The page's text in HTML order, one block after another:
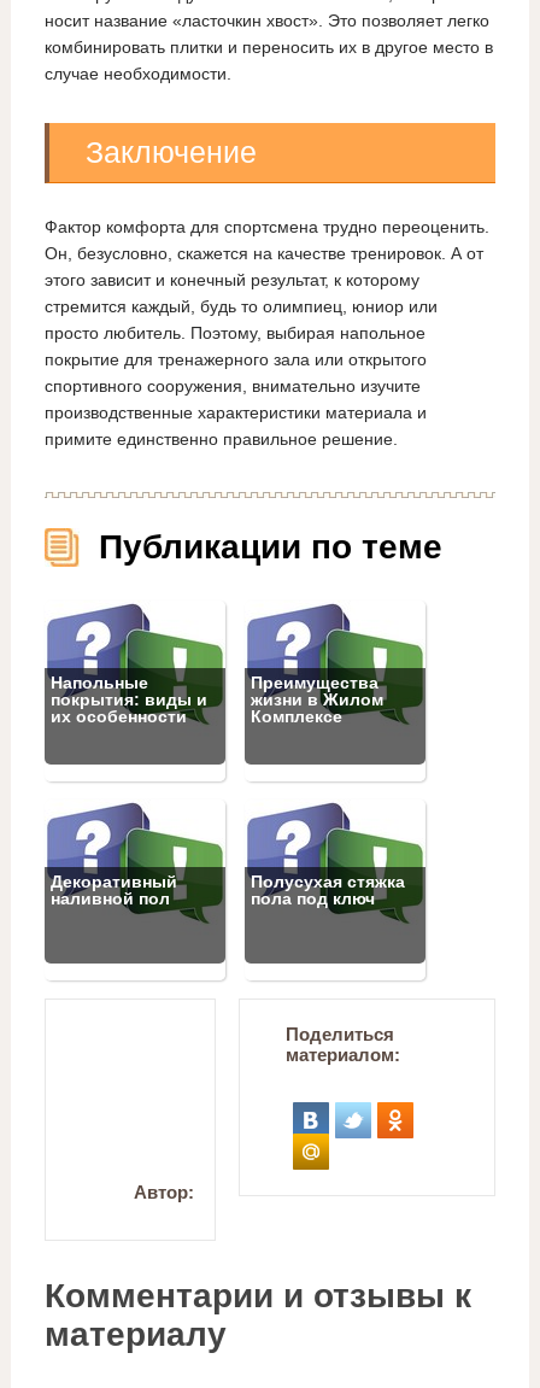
носит название «ласточкин хвост». Это позволяет легко
комбинировать плитки и переносить их в другое место в
случае необходимости.
Заключение
Фактор комфорта для спортсмена трудно переоценить.
Он, безусловно, скажется на качестве тренировок. А от
этого зависит и конечный результат, к которому
стремится каждый, будь то олимпиец, юниор или
просто любитель. Поэтому, выбирая напольное
покрытие для тренажерного зала или открытого
спортивного сооружения, внимательно изучите
производственные характеристики материала и
примите единственно правильное решение.
Публикации по теме
Напольные
покрытия: виды и
их особенности
Преимущества
жизни в Жилом
Комплексе
Декоративный
наливной пол
Полусухая стяжка
пола под ключ
Автор:
Поделиться
материалом:
Комментарии и отзывы к
материалу